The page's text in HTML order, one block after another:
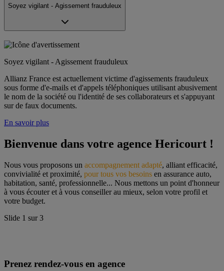
Soyez vigilant - Agissement frauduleux
Soyez vigilant - Agissement frauduleux
Allianz France est actuellement victime d'agissements frauduleux
sous forme d'e-mails et d'appels téléphoniques utilisant abusivement
le nom de la société ou l'identité de ses collaborateurs et s'appuyant
sur de faux documents.
En savoir plus
Bienvenue dans votre agence Hericourt !
Nous vous proposons un accompagnement adapté, alliant efficacité,
convivialité et proximité, pour tous vos besoins en assurance auto,
habitation, santé, professionnelle... Nous mettons un point d'honneur
à vous écouter et à vous conseiller au mieux, selon votre profil et
votre budget.
Slide 1 sur3
Prenez rendez-vous en agence